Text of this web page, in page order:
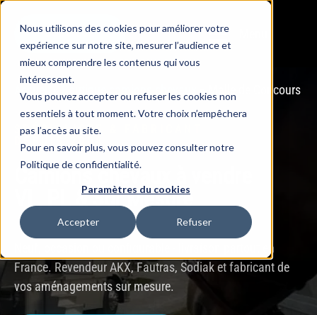
Nous utilisons des cookies pour améliorer votre
expérience sur notre site, mesurer l’audience et
mieux comprendre les contenus qui vous
intéressent.
Vous pouvez accepter ou refuser les cookies non
essentiels à tout moment. Votre choix n’empêchera
pas l’accès au site.
Pour en savoir plus, vous pouvez consulter notre
Politique de confidentialité.
Paramètres du cookies
Accepter Refuser
BOUTIQUE
Accueil Boutique camions chevaux » Malle de Concours
SPÉCIALISTE & FABRICANT
DEPUIS 2008
Camions chevaux à vendre
VL, PL & Sur Mesure
Neuf, occasion ou configurable - livraison partout en
France. Revendeur AKX, Fautras, Sodiak et fabricant de
vos aménagements sur mesure.